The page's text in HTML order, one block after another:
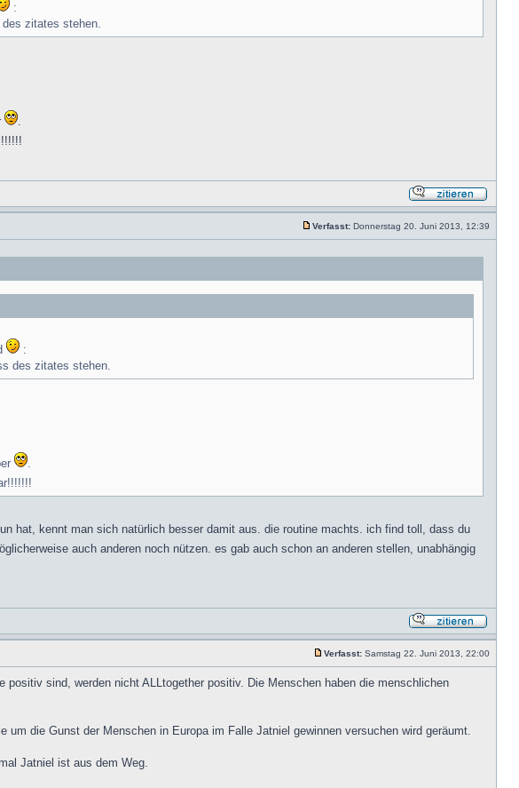
:
zitates stehen.
.
Verfasst: Donnerstag 20. Juni 2013, 12:39
:
des zitates stehen.
.
hat, kennt man sich natürlich besser damit aus. die routine machts. ich find toll, dass du
auch anderen noch nützen. es gab auch schon an anderen stellen, unabhängig
Verfasst: Samstag 22. Juni 2013, 22:00
sind, werden nicht ALLtogether positiv. Die Menschen haben die menschlichen
die Gunst der Menschen in Europa im Falle Jatniel gewinnen versuchen wird geräumt.
Jatniel ist aus dem Weg.